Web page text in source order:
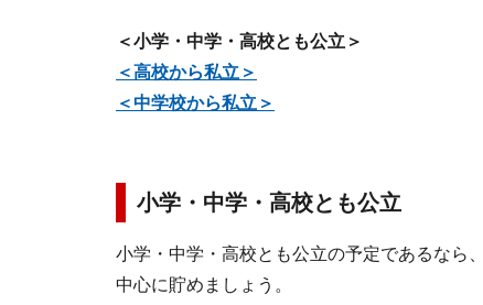
＜小学・中学・高校とも公立＞
＜高校から私立＞
＜中学校から私立＞
小学・中学・高校とも公立
小学・中学・高校とも公立の予定であるなら
中心に貯めましょう。